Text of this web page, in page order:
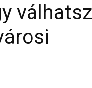
válhatsz